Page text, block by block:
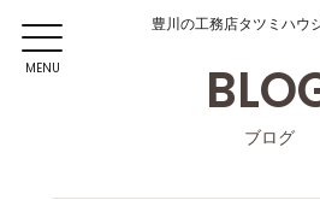
MENU
豊川の工務店タツミハウ
ブログ